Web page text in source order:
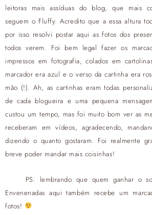
leitoras mais assíduas do blog, que mais
seguem o Fluffy. Acredito que a essa altura
por isso resolvi postar aqui as fotos dos
todos verem. Foi bem legal fazer os
impressos em fotografia, colados em
marcador era azul e o verso da cartinha era
mão (!). Ah, as cartinhas eram todas
de cada blogueira e uma pequena
custou um tempo, mas foi muito bom ver as
receberam em vídeos, agradecendo,
dizendo o quanto gostaram. Foi realmente
breve poder mandar mais coisinhas!
PS: lembrando que quem ganhar o
Envenenadas aqui também recebe um
fotos!